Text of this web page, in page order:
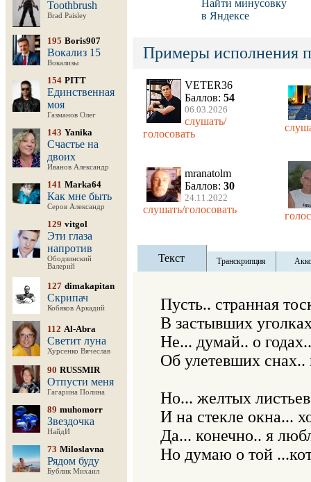
Toothbrush
Brad Paisley
195 Boris907
Вокализ 15
Вокализы
154 PITT
Единственная
моя
Газманов Олег
143 Yanika
Счастье на
двоих
Иванов Александр
141 Marka64
Как мне быть
Серов Александр
129 vitgol
Эти глаза
напротив
Ободзинский
Валерий
127 dimakapitan
Скрипач
Кобяков Аркадий
112 Al-Abra
Светит луна
Хурсенко Вячеслав
90 RUSSMIR
Отпусти меня
Гагарина Полина
89 muhomorr
Звездочка
НайдИ
73 Miloslavna
Рядом буду
Бублик Михаил
Найти минусовку
в Яндексе
Примеры исполнения
VETER36
Баллов: 54
06.03.2026
слушать/
голосовать
mranatolm
Баллов: 30
24.11.2022
слушать/голосовать
Текст Транскрипция
Пусть.. странная
В застывших
Не... думай.. о
Об улетевших снах..
Но... желтых
И на стекле окна...
Да... конечно.. я
Но думаю о той